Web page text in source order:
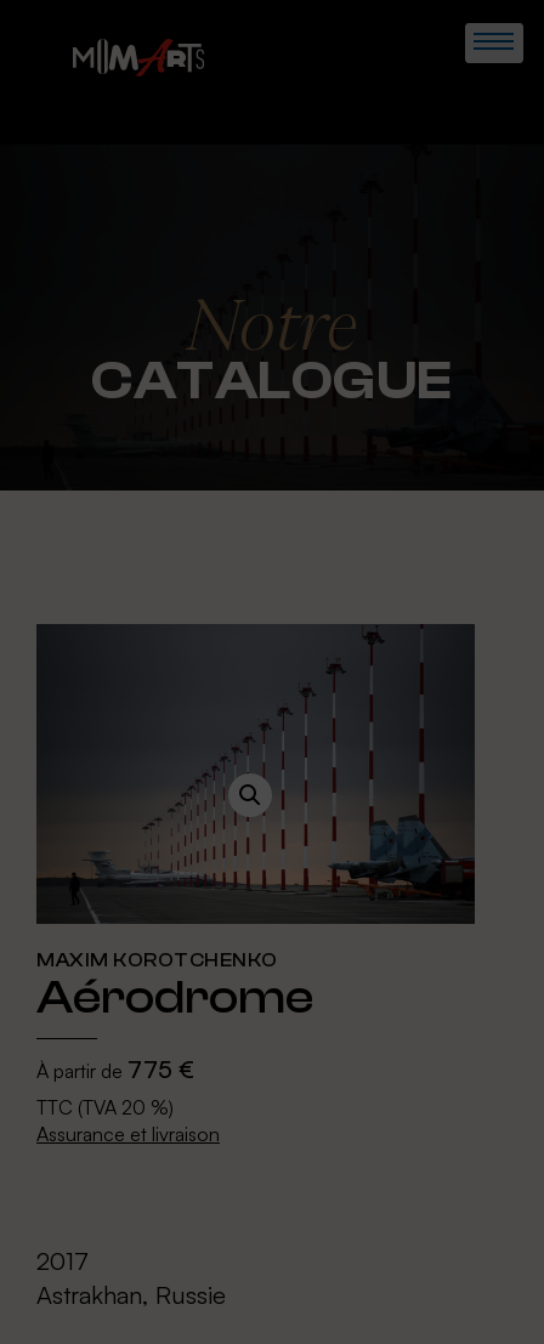
Notre
CATALOGUE
MAXIM KOROTCHENKO
Aérodrome
À partir de 775 €
TTC (TVA 20 %)
Assurance et livraison
2017
Astrakhan, Russie